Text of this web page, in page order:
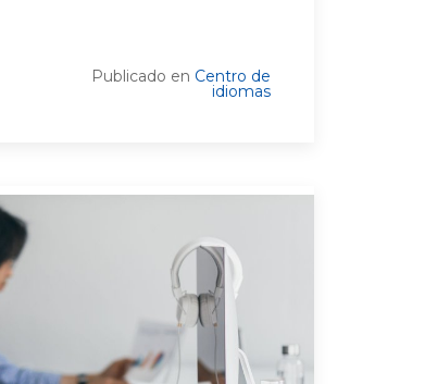
Publicado en Centro de
idiomas